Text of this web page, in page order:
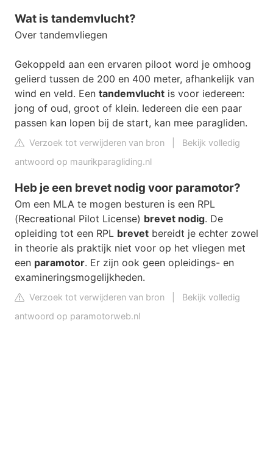
Wat is tandemvlucht?
Over tandemvliegen
Gekoppeld aan een ervaren piloot word je omhoog
gelierd tussen de 200 en 400 meter, afhankelijk van
wind en veld. Een tandemvlucht is voor iedereen:
jong of oud, groot of klein. Iedereen die een paar
passen kan lopen bij de start, kan mee paragliden.
Verzoek tot verwijderen van bron
Bekijk volledig
antwoord op maurikparagliding.nl
Heb je een brevet nodig voor paramotor?
Om een MLA te mogen besturen is een RPL
(Recreational Pilot License) brevet nodig. De
opleiding tot een RPL brevet bereidt je echter zowel
in theorie als praktijk niet voor op het vliegen met
een paramotor. Er zijn ook geen opleidings- en
examineringsmogelijkheden.
Verzoek tot verwijderen van bron
Bekijk volledig
antwoord op paramotorweb.nl